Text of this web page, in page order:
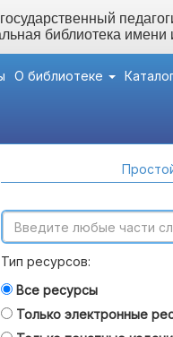
библиотека
О библиотеке
Тип ресурсов:
Все ресурсы
Только электронные